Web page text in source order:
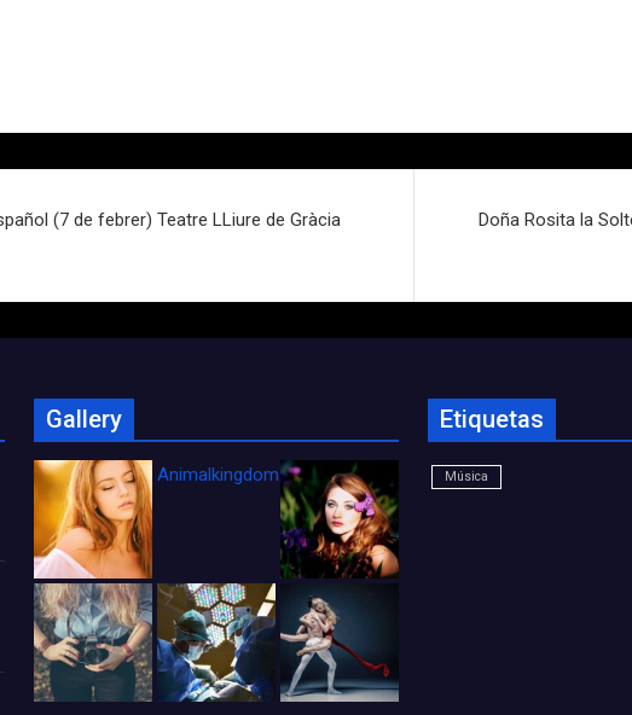
(7 de febrer) Teatre LLiure de Gràcia
Doña Rosita la
Gallery
Animalkingdom_FichaCine
Etiquetas
Música